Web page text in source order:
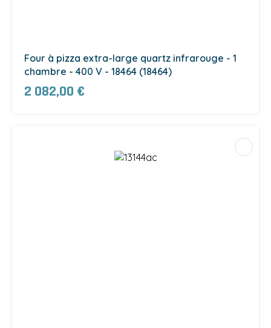
Four à pizza extra-large quartz infrarouge - 1
chambre - 400 V - 18464 (18464)
2 082,00 €